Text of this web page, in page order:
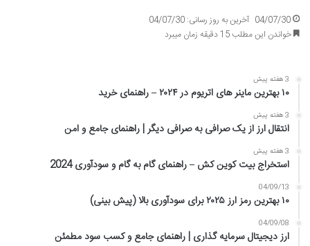
04/07/30 آخرین به روز رسانی: 04/07/30
خواندن این مطلب 15 دقیقه زمان میبرد
3 هفته پیش
۱۰ بهترین ماینر های اتریوم در ۲۰۲۴ – راهنمای خرید
3 هفته پیش
انتقال ارز از یک صرافی به صرافی دیگر | راهنمای جامع و امن
3 هفته پیش
استخراج بیت کوین کش – راهنمای گام به گام و سودآوری 2024
04/09/13
۱۰ بهترین رمز ارز ۲۰۲۵ برای سودآوری بالا (پیش بینی)
04/09/08
ارز دیجیتال سرمایه گذاری | راهنمای جامع و کسب سود مطمئن